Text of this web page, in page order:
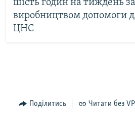
шість годин на тиждень
виробництвом допомоги
ЦНС
Поділитись Читати без